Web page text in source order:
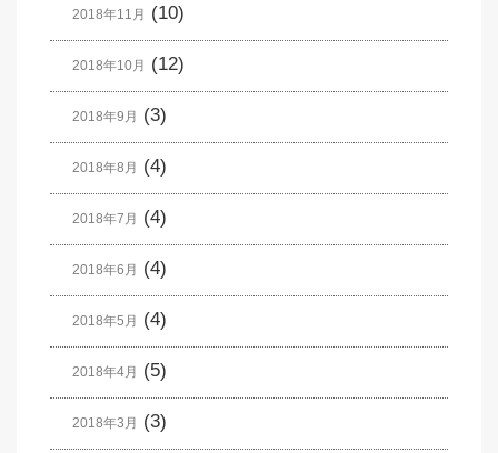
2018年11月 (10)
2018年10月 (12)
2018年9月 (3)
2018年8月 (4)
2018年7月 (4)
2018年6月 (4)
2018年5月 (4)
2018年4月 (5)
2018年3月 (3)